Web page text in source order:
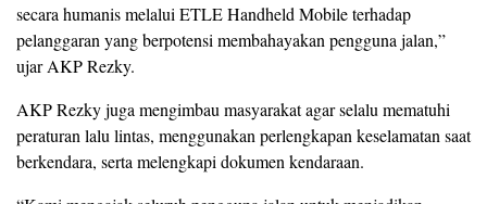
secara humanis melalui ETLE Handheld Mobile terhadap
pelanggaran yang berpotensi membahayakan pengguna jalan,”
ujar AKP Rezky.
AKP Rezky juga mengimbau masyarakat agar selalu mematuhi
peraturan lalu lintas, menggunakan perlengkapan keselamatan saat
berkendara, serta melengkapi dokumen kendaraan.